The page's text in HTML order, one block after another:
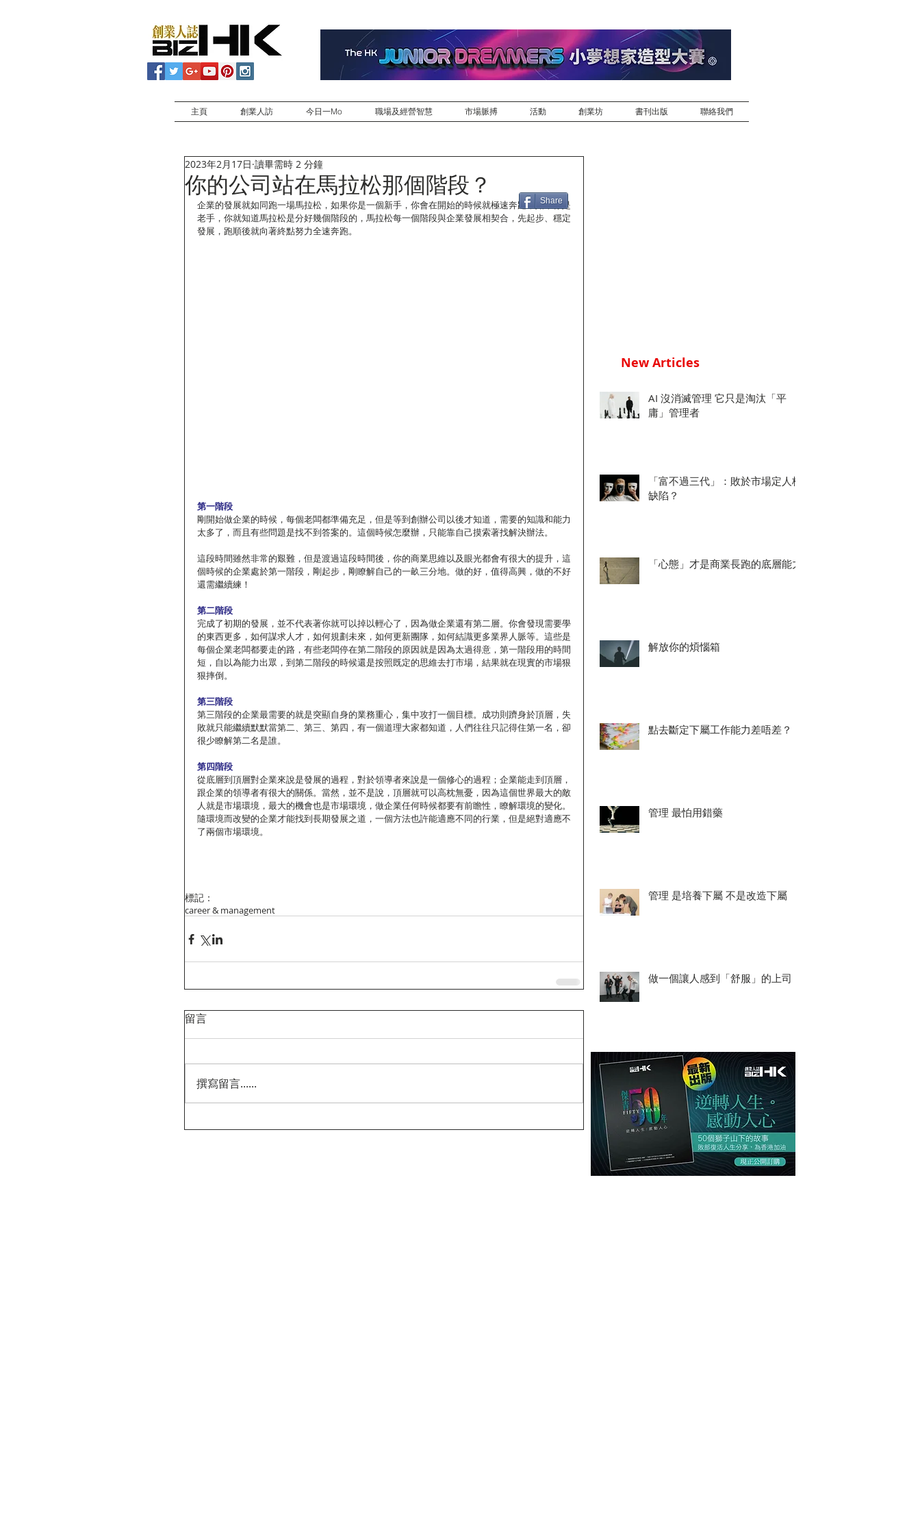
主頁 創業人訪 今日一Mo 職場及經營智慧 市場脈搏 活動 創業坊 書刊出版 聯絡我們
你的公司站在馬拉松那個階段？
2023年2月17日 讀畢需時 2 分鐘
企業的發展就如同跑一場馬拉松，如果你是一個新手，你會在開始的時候就極速奔跑，如果你是
老手，你就知道馬拉松是分好幾個階段的，馬拉松每一個階段與企業發展相契合，先起步、穩定
發展，跑順後就向著終點努力全速奔跑。
第一階段
剛開始做企業的時候，每個老闆都準備充足，但是等到創辦公司以後才知道，需要的知識和能力
太多了，而且有些問題是找不到答案的。這個時候怎麼辦，只能靠自己摸索著找解決辦法。
這段時間雖然非常的艱難，但是渡過這段時間後，你的商業思維以及眼光都會有很大的提升，這
個時候的企業處於第一階段，剛起步，剛瞭解自己的一畝三分地。做的好，值得高興，做的不好
還需繼續練！
第二階段
完成了初期的發展，並不代表著你就可以掉以輕心了，因為做企業還有第二層。你會發現需要學
的東西更多，如何謀求人才，如何規劃未來，如何更新團隊，如何結識更多業界人脈等。這些是
每個企業老闆都要走的路，有些老闆停在第二階段的原因就是因為太過得意，第一階段用的時間
短，自以為能力出眾，到第二階段的時候還是按照既定的思維去打市場，結果就在現實的市場狠
狠摔倒。
第三階段
第三階段的企業最需要的就是突顯自身的業務重心，集中攻打一個目標。成功則躋身於頂層，失
敗就只能繼續默默當第二、第三、第四，有一個道理大家都知道，人們往往只記得住第一名，卻
很少瞭解第二名是誰。
第四階段
從底層到頂層對企業來說是發展的過程，對於領導者來說是一個修心的過程；企業能走到頂層，
跟企業的領導者有很大的關係。當然，並不是說，頂層就可以高枕無憂，因為這個世界最大的敵
人就是市場環境，最大的機會也是市場環境，做企業任何時候都要有前瞻性，瞭解環境的變化。
隨環境而改變的企業才能找到長期發展之道，一個方法也許能適應不同的行業，但是絕對適應不
了兩個市場環境。
標記：
career & management
留言
撰寫留言......
Share
New Articles
AI 沒消滅管理 它只是淘汰「平
庸」管理者
「富不過三代」：敗於市場定人格
缺陷？
「心態」才是商業長跑的底層能力
解放你的煩惱箱
點去斷定下屬工作能力差唔差？
管理 最怕用錯藥
管理 是培養下屬 不是改造下屬
做一個讓人感到「舒服」的上司